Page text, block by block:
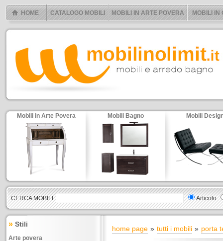
HOME CATALOGO MOBILI MOBILI IN ARTE POVERA MOBILI IN
Mobili in Arte Povera Mobili Bagno Mobili
CERCA MOBILI Articolo
» Stili
Arte povera
home page tutti i mobili porta